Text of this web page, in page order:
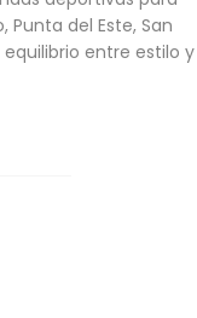
del Este, San
equilibrio entre estilo y